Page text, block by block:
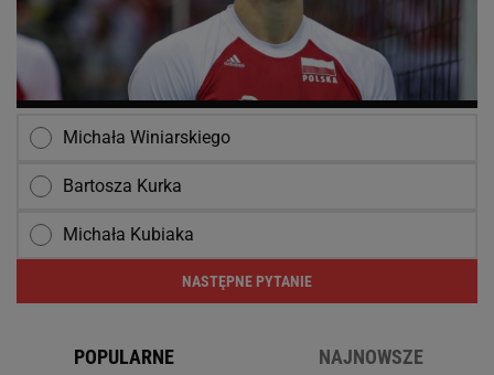
Michała Winiarskiego
Bartosza Kurka
Michała Kubiaka
NASTĘPNE PYTANIE
POPULARNE NAJNOWSZE